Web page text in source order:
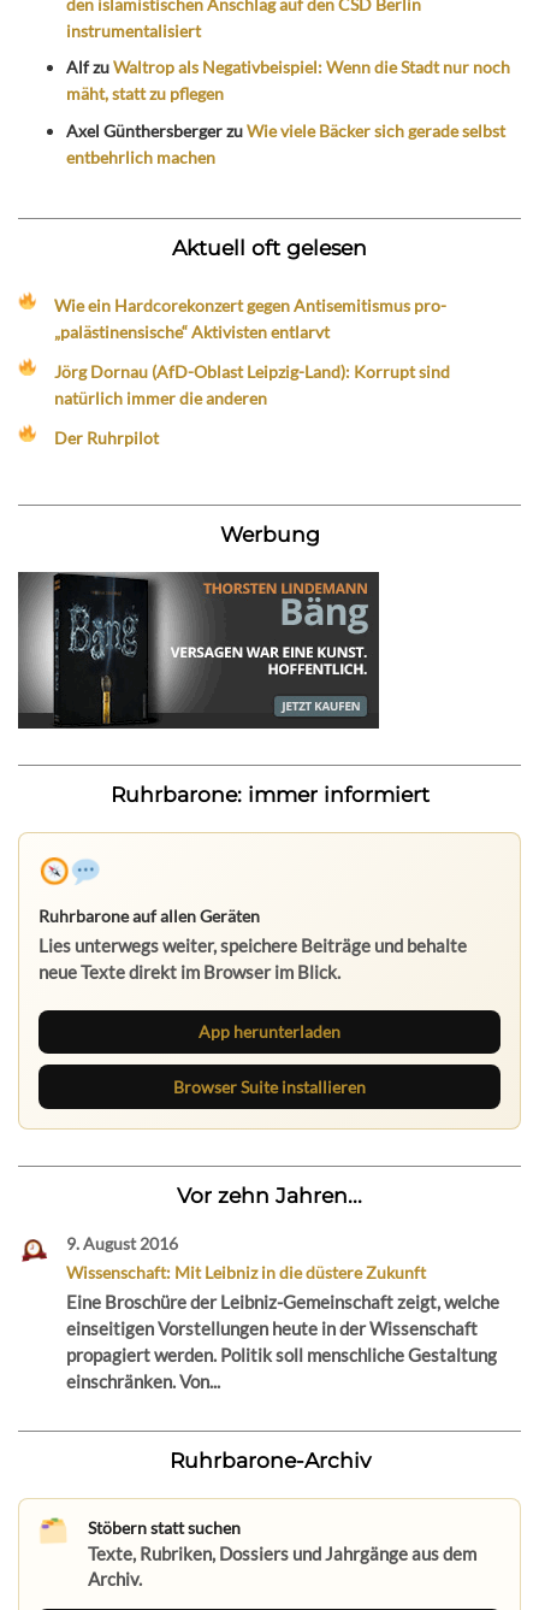
instrumentalisiert
AlfzuWaltrop als Negativbeispiel: Wenn die Stadt nur noch
mäht, statt zu pflegen
Axel GünthersbergerzuWie viele Bäcker sich gerade selbst
entbehrlich machen
Aktuell oft gelesen
Wie ein Hardcorekonzert gegen Antisemitismus pro-
„palästinensische“ Aktivisten entlarvt
Jörg Dornau (AfD-Oblast Leipzig-Land): Korrupt sind
natürlich immer die anderen
Der Ruhrpilot
Werbung
Ruhrbarone: immer informiert
Ruhrbarone auf allen Geräten
Lies unterwegs weiter, speichere Beiträge und behalte
neue Texte direkt im Browser im Blick.
App herunterladen
Browser Suite installieren
Vor zehn Jahren...
9. August 2016
Wissenschaft: Mit Leibniz in die düstere Zukunft
Eine Broschüre der Leibniz-Gemeinschaft zeigt, welche
einseitigen Vorstellungen heute in der Wissenschaft
propagiert werden. Politik soll menschliche Gestaltung
einschränken. Von...
Ruhrbarone-Archiv
Stöbern statt suchen
Texte, Rubriken, Dossiers und Jahrgänge aus dem
Archiv.